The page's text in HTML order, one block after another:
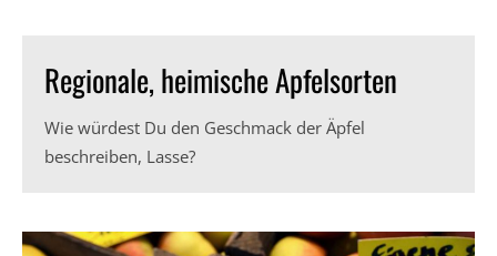
Regionale, heimische Apfelsorten
Wie würdest Du den Geschmack der Äpfel
beschreiben, Lasse?